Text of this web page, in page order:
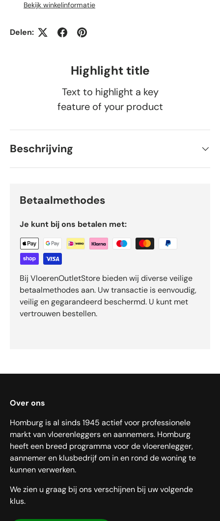
Bekijk winkelinformatie
Delen:
Highlight title
Text to highlight a key
feature of your product
Beschrijving
Betaalmethodes
Je kunt bij ons betalen met:
Bij VloerenOutletStore bieden wij diverse veilige
betaalmethodes aan. Uw transactie is eenvoudig,
veilig en gegarandeerd beschermd. U kunt met
vertrouwen bestellen.
Over ons
Homburg is al sinds 1945 actief voor professionele
markt van vloerenleggers en aannemers. Homburg
heeft een breed programma voor de vloerenlegger,
aannemer en klusbedrijf om in en rond de woning te
kunnen verwerken.
We zien u graag bij ons verschijnen bij uw volgende
klus.